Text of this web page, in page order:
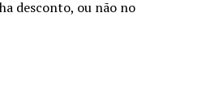
desconto, ou não no